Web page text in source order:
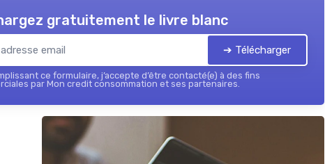
gratuitement le livre blanc
➔ Télécharger
ce formulaire, j’accepte d’être contacté(e) à des fins
par Mon credit consommation et ses partenaires.